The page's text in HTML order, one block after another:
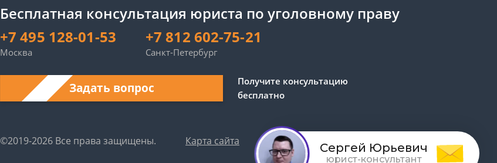
Бесплатная консультация юриста по уголовному праву
+7 495 128-01-53
Москва
+7 812 602-75-21
Санкт-Петербург
Задать вопрос
Получите консультацию
бесплатно
©2019-2026 Все права защищены. Карта сайта Обработка персональных данных
Сергей Юрьевич
юрист-консультант